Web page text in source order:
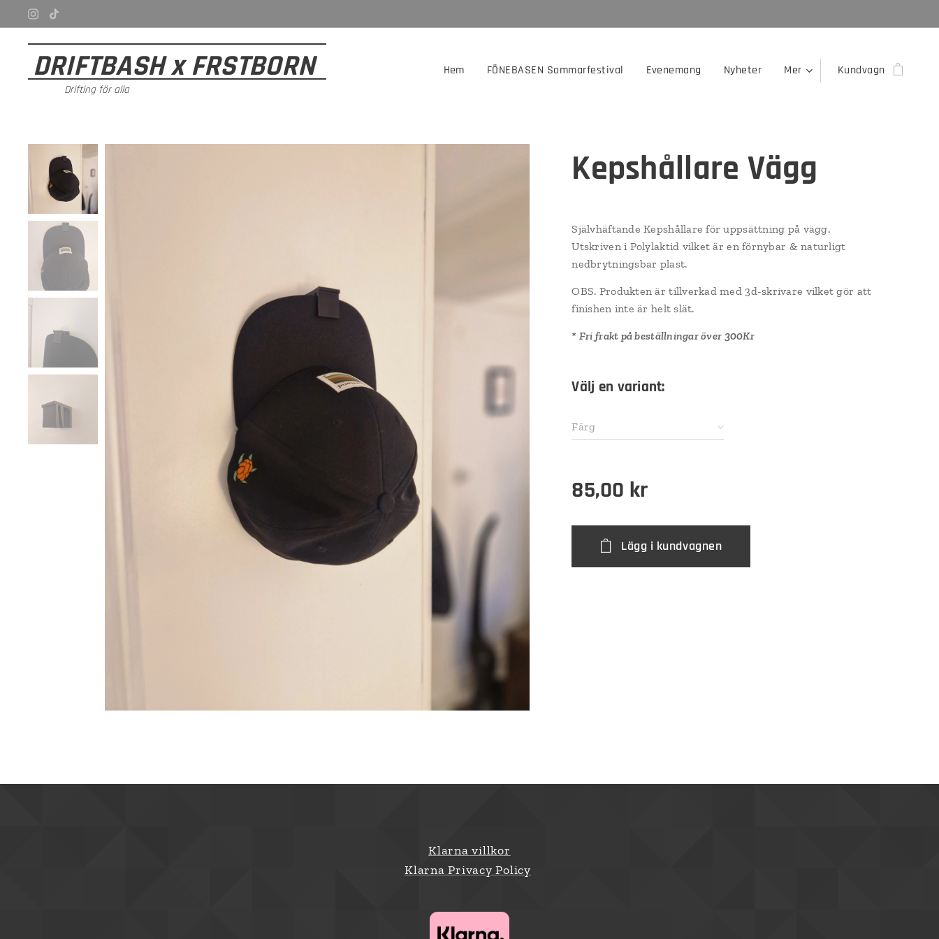
DRIFTBASH x FRSTBORN
Drifting för alla
Hem FÖNEBASEN Sommarfestival Evenemang Nyheter Mer Kundvagn
Kepshållare Vägg
Självhäftande Kepshållare för uppsättning på vägg.
Utskriven i Polylaktid vilket är en förnybar & naturligt
nedbrytningsbar plast.
OBS. Produkten är tillverkad med 3d-skrivare vilket gör att
finishen inte är helt slät.
* Fri frakt på beställningar över 300Kr
Välj en variant:
Färg
85,00 kr
Lägg i kundvagnen
Klarna villkor
Klarna Privacy Policy